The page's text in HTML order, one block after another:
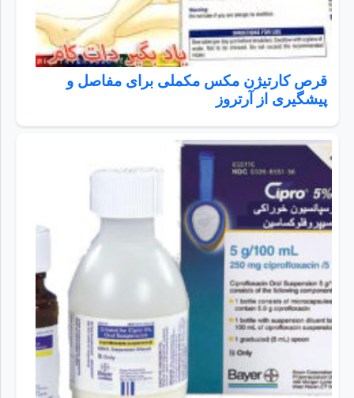
قرص کارتیژن مکس مکملی برای مفاصل و
پیشگیری از آرتروز